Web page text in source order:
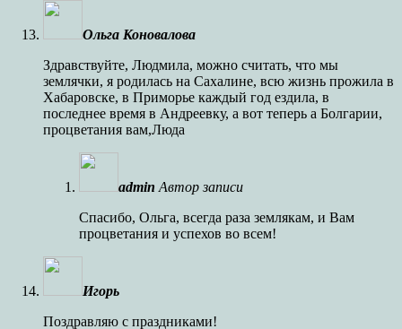
Ольга Коновалова
Здравствуйте, Людмила, можно считать, что мы
землячки, я родилась на Сахалине, всю жизнь прожила в
Хабаровске, в Приморье каждый год ездила, в
последнее время в Андреевку, а вот теперь а Болгарии,
процветания вам,Люда
admin Автор записи
Спасибо, Ольга, всегда раза землякам, и Вам
процветания и успехов во всем!
Игорь
Поздравляю с праздниками!